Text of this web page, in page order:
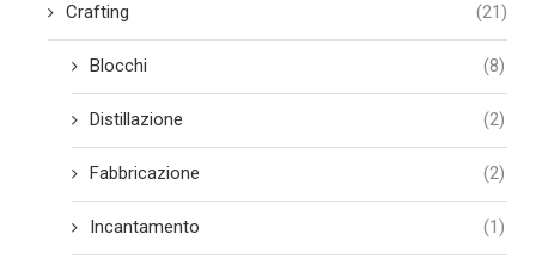
Crafting (21)
Blocchi (8)
Distillazione (2)
Fabbricazione (2)
Incantamento (1)